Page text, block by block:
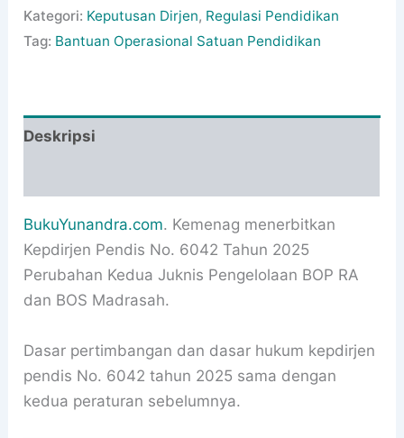
Kategori: Keputusan Dirjen, Regulasi Pendidikan
Tag: Bantuan Operasional Satuan Pendidikan
Deskripsi
BukuYunandra.com. Kemenag menerbitkan
Kepdirjen Pendis No. 6042 Tahun 2025
Perubahan Kedua Juknis Pengelolaan BOP RA
dan BOS Madrasah.
Dasar pertimbangan dan dasar hukum kepdirjen
pendis No. 6042 tahun 2025 sama dengan
kedua peraturan sebelumnya.